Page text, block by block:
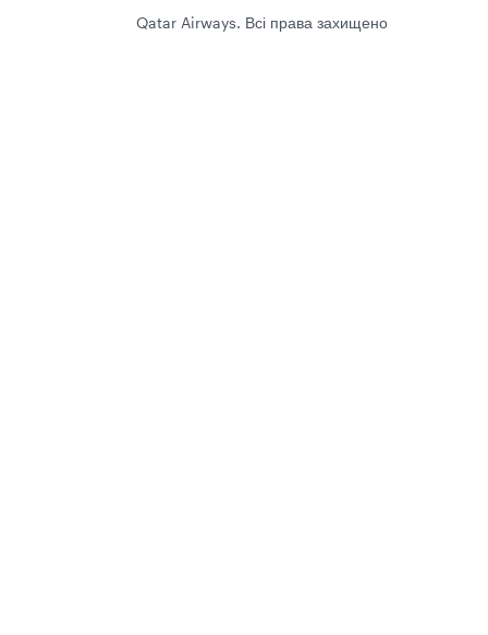
Qatar Airways. Всі права захищено